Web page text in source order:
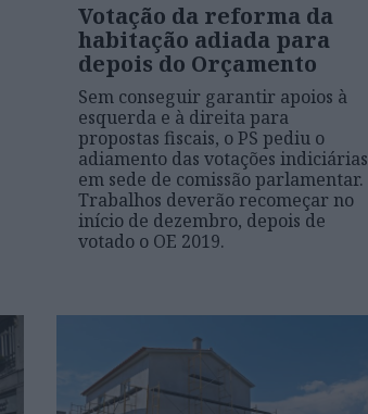
Votação da reforma da
habitação adiada para
depois do Orçamento
Sem conseguir garantir apoios à
esquerda e à direita para
propostas fiscais, o PS pediu o
adiamento das votações indiciárias
em sede de comissão parlamentar.
Trabalhos deverão recomeçar no
início de dezembro, depois de
votado o OE 2019.